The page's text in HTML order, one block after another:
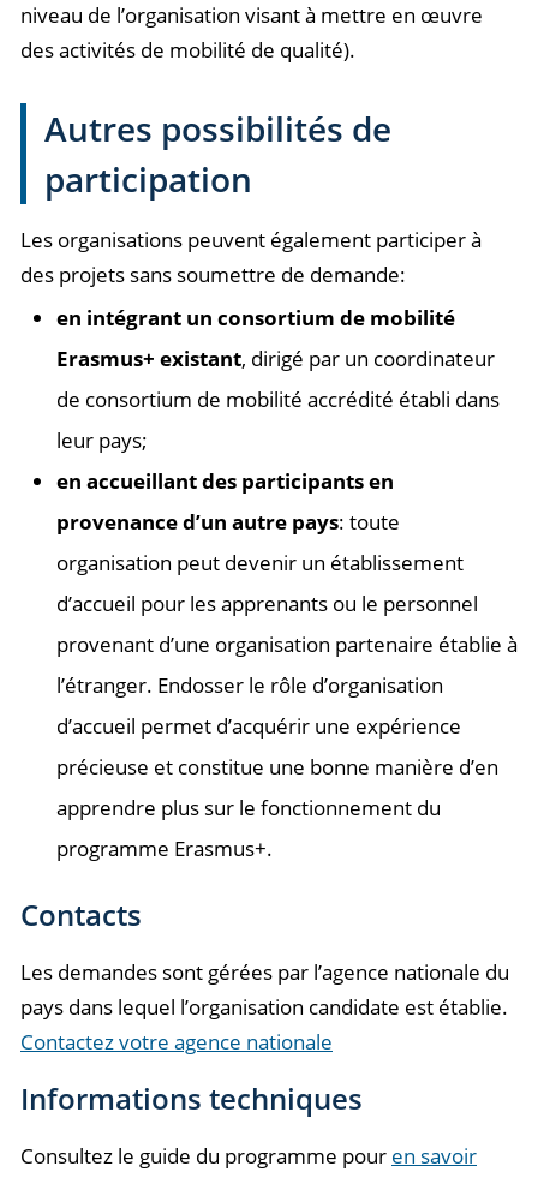
niveau de l’organisation visant à mettre en œuvre
des activités de mobilité de qualité).
Autres possibilités de
participation
Les organisations peuvent également participer à
des projets sans soumettre de demande:
en intégrant un consortium de mobilité
Erasmus+ existant, dirigé par un coordinateur
de consortium de mobilité accrédité établi dans
leur pays;
en accueillant des participants en
provenance d’un autre pays: toute
organisation peut devenir un établissement
d’accueil pour les apprenants ou le personnel
provenant d’une organisation partenaire établie à
l’étranger. Endosser le rôle d’organisation
d’accueil permet d’acquérir une expérience
précieuse et constitue une bonne manière d’en
apprendre plus sur le fonctionnement du
programme Erasmus+.
Contacts
Les demandes sont gérées par l’agence nationale du
pays dans lequel l’organisation candidate est établie.
Contactez votre agence nationale
Informations techniques
Consultez le guide du programme pour en savoir